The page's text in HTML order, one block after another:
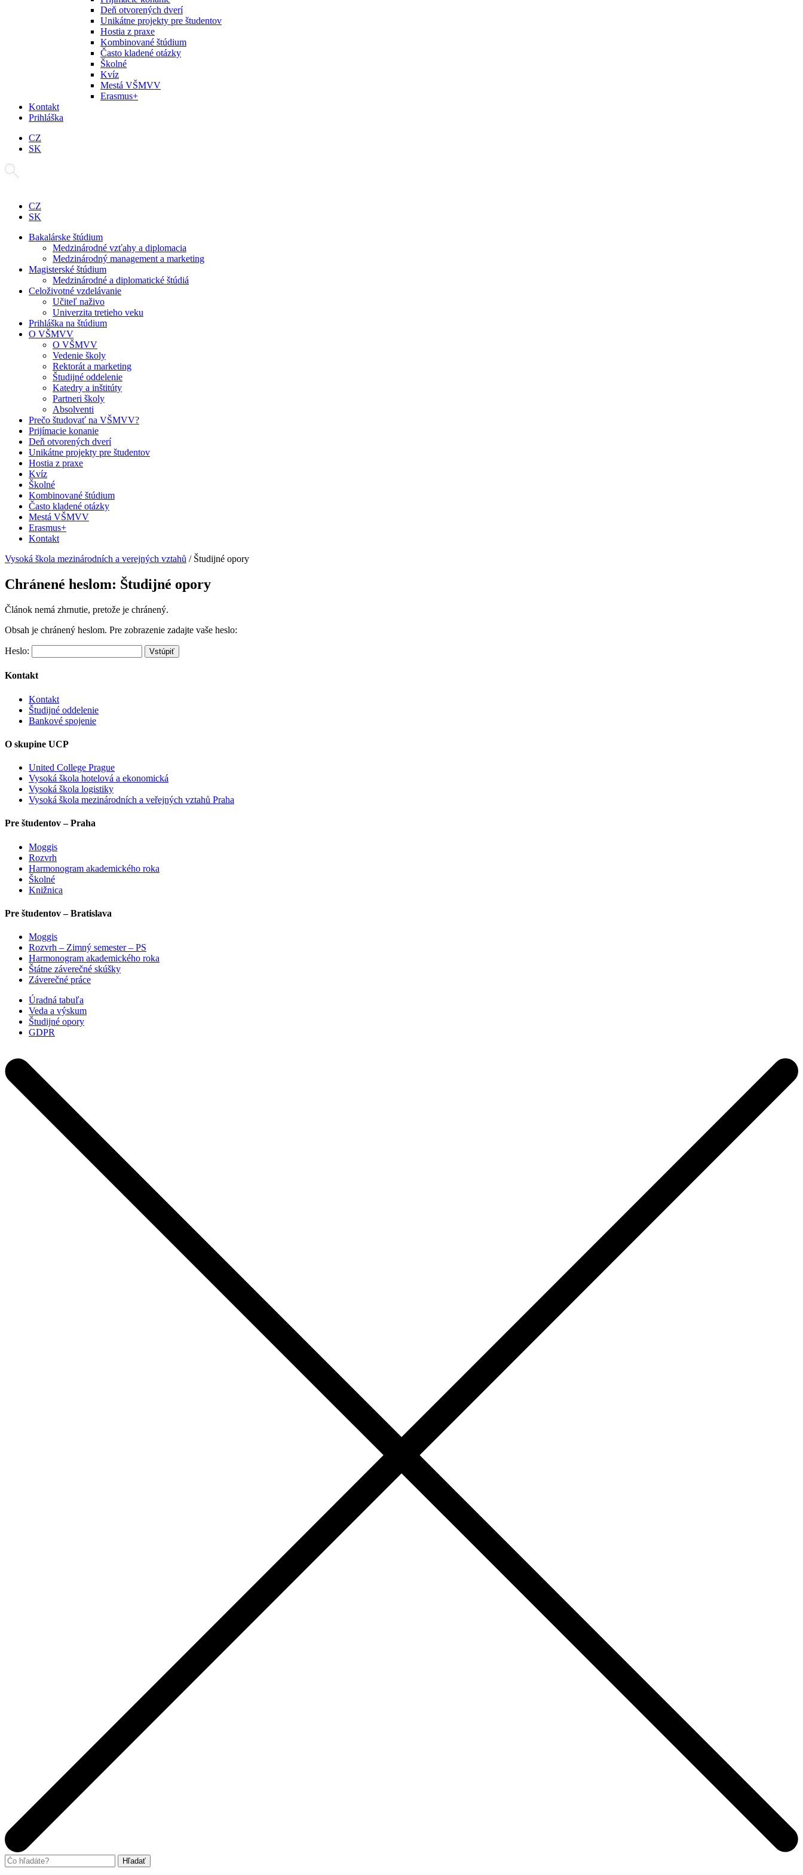
Deň otvorených dverí
Unikátne projekty pre študentov
Hostia z praxe
Kombinované štúdium
Často kladené otázky
Školné
Kvíz
Mestá VŠMVV
Erasmus+
Kontakt
Prihláška
CZ
SK
CZ
SK
Bakalárske štúdium
Medzinárodné vzťahy a diplomacia
Medzinárodný management a marketing
Magisterské štúdium
Medzinárodné a diplomatické štúdiá
Celoživotné vzdelávanie
Učiteľ naživo
Univerzita tretieho veku
Prihláška na štúdium
O VŠMVV
O VŠMVV
Vedenie školy
Rektorát a marketing
Študijné oddelenie
Katedry a inštitúty
Partneri školy
Absolventi
Prečo študovať na VŠMVV?
Prijímacie konanie
Deň otvorených dverí
Unikátne projekty pre študentov
Hostia z praxe
Kvíz
Školné
Kombinované štúdium
Často kladené otázky
Mestá VŠMVV
Erasmus+
Kontakt
Vysoká škola mezinárodních a verejných vztahů / Študijné opory
Chránené heslom: Študijné opory
Článok nemá zhrnutie, pretože je chránený.
Obsah je chránený heslom. Pre zobrazenie zadajte vaše heslo:
Heslo:
Kontakt
Kontakt
Študijné oddelenie
Bankové spojenie
O skupine UCP
United College Prague
Vysoká škola hotelová a ekonomická
Vysoká škola logistiky
Vysoká škola mezinárodních a veřejných vztahů Praha
Pre študentov – Praha
Moggis
Rozvrh
Harmonogram akademického roka
Školné
Knižnica
Pre študentov – Bratislava
Moggis
Rozvrh – Zimný semester – PS
Harmonogram akademického roka
Štátne záverečné skúšky
Záverečné práce
Úradná tabuľa
Veda a výskum
Študijné opory
GDPR